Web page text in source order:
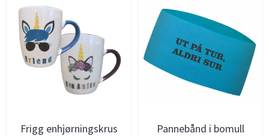
Frigg enhjørningskrus Pannebånd i bomull